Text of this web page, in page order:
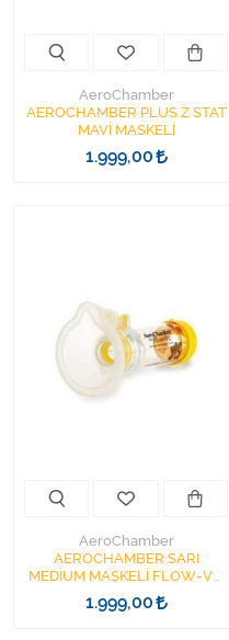
AeroChamber
AEROCHAMBER PLUS Z STAT
MAVİ MASKELİ
1.999,00
AeroChamber
AEROCHAMBER SARI
MEDİUM MASKELİ FLOW-VU
1-5 YAŞ
1.999,00